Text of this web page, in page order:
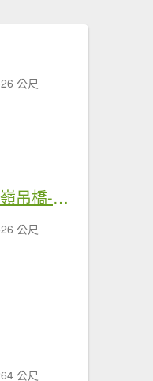
公尺
2021-02-10 湖山主峰-南峰-紗帽山南峰-翠峰瀑布-半嶺吊橋-磺溪山東峰
公尺
公尺